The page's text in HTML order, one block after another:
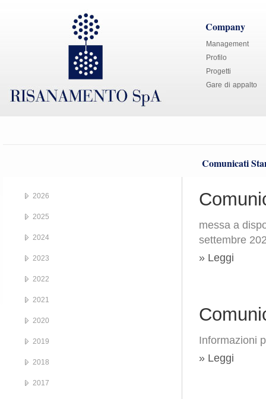
Company
Management
Profilo
Progetti
Gare di appalto
Comunicati
messa a
settembre
» Leggi
Informazioni
» Leggi
2026
2025
2024
2023
2022
2021
2020
2019
2018
2017